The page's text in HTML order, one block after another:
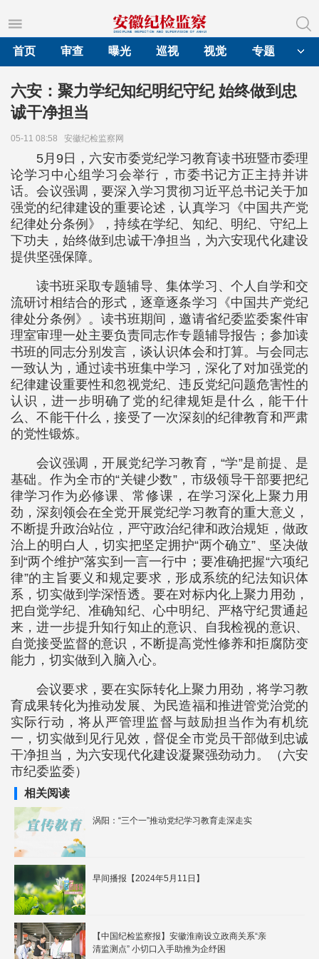
首页
审查 曝光 巡视 视觉 专题
六安：聚力学纪知纪明纪守纪 始终做到忠
诚干净担当
05-11 08:58 安徽纪检监察网
5月9日，六安市委党纪学习教育读书班暨市委理
论学习中心组学习会举行，市委书记方正主持并讲
话。会议强调，要深入学习贯彻习近平总书记关于加
强党的纪律建设的重要论述，认真学习《中国共产党
纪律处分条例》，持续在学纪、知纪、明纪、守纪上
下功夫，始终做到忠诚干净担当，为六安现代化建设
提供坚强保障。
读书班采取专题辅导、集体学习、个人自学和交
流研讨相结合的形式，逐章逐条学习《中国共产党纪
律处分条例》。读书班期间，邀请省纪委监委案件审
理室审理一处主要负责同志作专题辅导报告；参加读
书班的同志分别发言，谈认识体会和打算。与会同志
一致认为，通过读书班集中学习，深化了对加强党的
纪律建设重要性和忽视党纪、违反党纪问题危害性的
认识，进一步明确了党的纪律规矩是什么，能干什
么、不能干什么，接受了一次深刻的纪律教育和严肃
的党性锻炼。
会议强调，开展党纪学习教育，“学”是前提、是
基础。作为全市的“关键少数”，市级领导干部要把纪
律学习作为必修课、常修课，在学习深化上聚力用
劲，深刻领会在全党开展党纪学习教育的重大意义，
不断提升政治站位，严守政治纪律和政治规矩，做政
治上的明白人，切实把坚定拥护“两个确立”、坚决做
到“两个维护”落实到一言一行中；要准确把握“六项纪
律”的主旨要义和规定要求，形成系统的纪法知识体
系，切实做到学深悟透。要在对标内化上聚力用劲，
把自觉学纪、准确知纪、心中明纪、严格守纪贯通起
来，进一步提升知行知止的意识、自我检视的意识、
自觉接受监督的意识，不断提高党性修养和拒腐防变
能力，切实做到入脑入心。
会议要求，要在实际转化上聚力用劲，将学习教
育成果转化为推动发展、为民造福和推进管党治党的
实际行动，将从严管理监督与鼓励担当作为有机统
一，切实做到见行见效，督促全市党员干部做到忠诚
干净担当，为六安现代化建设凝聚强劲动力。（六安
市纪委监委）
相关阅读
涡阳：“三个一”推动党纪学习教育走深走实
早间播报【2024年5月11日】
【中国纪检监察报】安徽淮南设立政商关系“亲
清监测点” 小切口入手助推为企纾困